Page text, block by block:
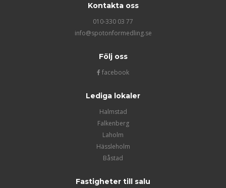
Kontakta oss
010-330 03 77
info@spotonformedling.se
Följ oss
facebook
Lediga lokaler
Halmstad
Falkenberg
Laholm
Hässleholm
Båstad
Fastigheter till salu